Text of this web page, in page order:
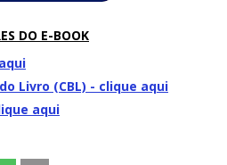
DO E-BOOK
Livro (CBL) - clique aqui
aqui